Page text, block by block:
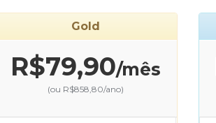
Gold
R$79,90/mês
(ou R$858,80/ano)